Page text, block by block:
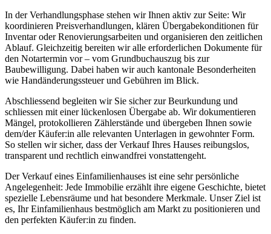
In der Verhandlungsphase stehen wir Ihnen aktiv zur Seite: Wir
koordinieren Preisverhandlungen, klären Übergabekonditionen für
Inventar oder Renovierungsarbeiten und organisieren den zeitlichen
Ablauf. Gleichzeitig bereiten wir alle erforderlichen Dokumente für
den Notartermin vor – vom Grundbuchauszug bis zur
Baubewilligung. Dabei haben wir auch kantonale Besonderheiten
wie Handänderungssteuer und Gebühren im Blick.
Abschliessend begleiten wir Sie sicher zur Beurkundung und
schliessen mit einer lückenlosen Übergabe ab. Wir dokumentieren
Mängel, protokollieren Zählerstände und übergeben Ihnen sowie
dem/der Käufer:in alle relevanten Unterlagen in gewohnter Form.
So stellen wir sicher, dass der Verkauf Ihres Hauses reibungslos,
transparent und rechtlich einwandfrei vonstattengeht.
Der Verkauf eines Einfamilienhauses ist eine sehr persönliche
Angelegenheit: Jede Immobilie erzählt ihre eigene Geschichte, bietet
spezielle Lebensräume und hat besondere Merkmale. Unser Ziel ist
es, Ihr Einfamilienhaus bestmöglich am Markt zu positionieren und
den perfekten Käufer:in zu finden.